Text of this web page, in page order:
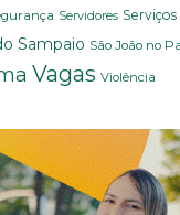
Servidores Serviços
Sampaio São João no
Vagas Violência